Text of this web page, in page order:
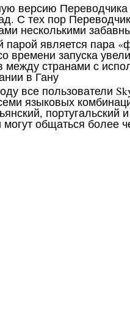
версию Переводчика
С тех пор
несколькими
является пара
времени запуска
странами с
в Гану
все пользователи
языковых
португальский
общаться более